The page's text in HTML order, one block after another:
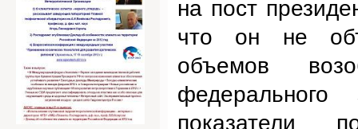
на пост
что он не
объемов
федерального
показатели